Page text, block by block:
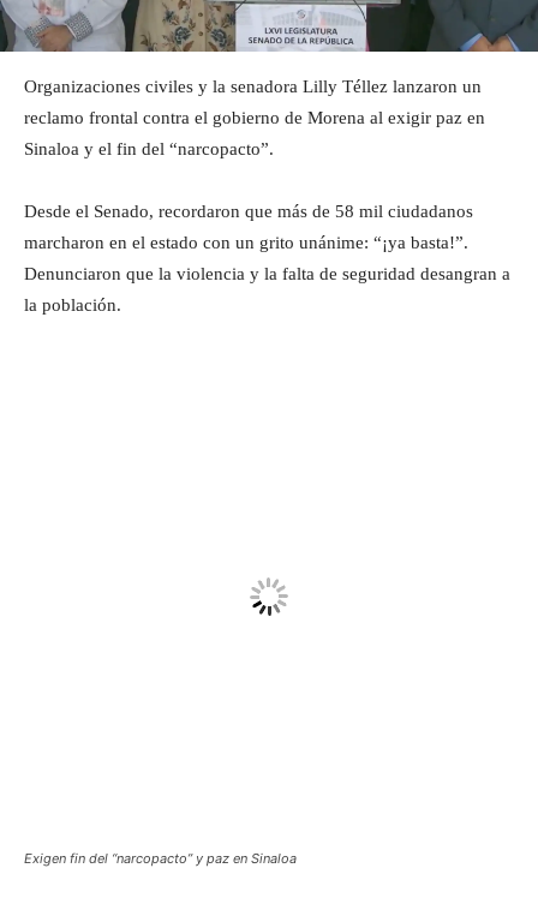
Organizaciones civiles y la senadora Lilly Téllez lanzaron un
reclamo frontal contra el gobierno de Morena al exigir paz en
Sinaloa y el fin del “narcopacto”.
Desde el Senado, recordaron que más de 58 mil ciudadanos
marcharon en el estado con un grito unánime: “¡ya basta!”.
Denunciaron que la violencia y la falta de seguridad desangran a
la población.
Exigen fin del “narcopacto” y paz en Sinaloa